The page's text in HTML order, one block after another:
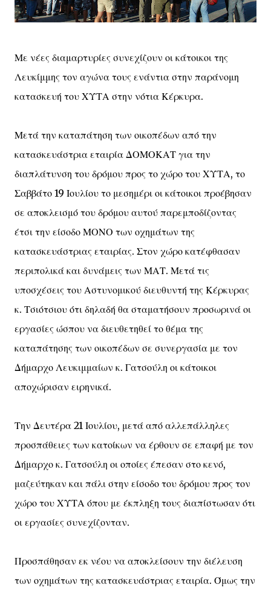
Με νέες διαμαρτυρίες συνεχίζουν οι κάτοικοι της
Λευκίμμης τον αγώνα τους ενάντια στην παράνομη
κατασκευή του ΧΥΤΑ στην νότια Κέρκυρα.
Μετά την καταπάτηση των οικοπέδων από την
κατασκευάστρια εταιρία ΔΟΜΟΚΑΤ για την
διαπλάτυνση του δρόμου προς το χώρο του ΧΥΤΑ, το
Σαββάτο 19 Ιουλίου το μεσημέρι οι κάτοικοι προέβησαν
σε αποκλεισμό του δρόμου αυτού παρεμποδίζοντας
έτσι την είσοδο ΜΟΝΟ των οχημάτων της
κατασκευάστριας εταιρίας. Στον χώρο κατέφθασαν
περιπολικά και δυνάμεις των ΜΑΤ. Μετά τις
υποσχέσεις του Αστυνομικού διευθυντή της Κέρκυρας
κ. Τσιότσιου ότι δηλαδή θα σταματήσουν προσωρινά οι
εργασίες ώσπου να διευθετηθεί το θέμα της
καταπάτησης των οικοπέδων σε συνεργασία με τον
Δήμαρχο Λευκιμμαίων κ. Γατσούλη οι κάτοικοι
αποχώρισαν ειρηνικά.
Την Δευτέρα 21 Ιουλίου, μετά από αλλεπάλληλες
προσπάθειες των κατοίκων να έρθουν σε επαφή με τον
Δήμαρχο κ. Γατσούλη οι οποίες έπεσαν στο κενό,
μαζεύτηκαν και πάλι στην είσοδο του δρόμου προς τον
χώρο του ΧΥΤΑ όπου με έκπληξη τους διαπίστωσαν ότι
οι εργασίες συνεχίζονταν.
Προσπάθησαν εκ νέου να αποκλείσουν την διέλευση
των οχημάτων της κατασκευάστριας εταιρία. Όμως την